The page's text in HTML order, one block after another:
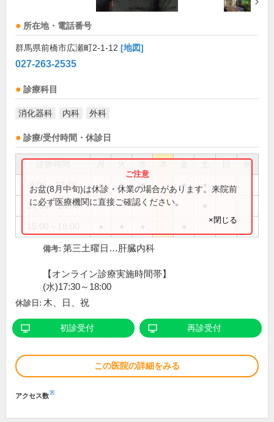
所在地・電話番号
群馬県前橋市広瀬町2-1-12 [地図]
027-263-2535
診療科目
消化器科 内科 外科
診療/受付時間・休診日
祝
9:00～12:30 ● ● ● ●
14:00～16:00
お盆(8月中旬)は休診・休業の場合があります。来院前
に必ず医療機関に直接ご確認ください。
×閉じる
備考: 第三土曜日…肝臓内科
【オンライン診療実施時間帯】
(水)17:30～18:00
休診日: 木、日、祝
初診受付 再診受付
この医院の詳細をみる
アクセス数※